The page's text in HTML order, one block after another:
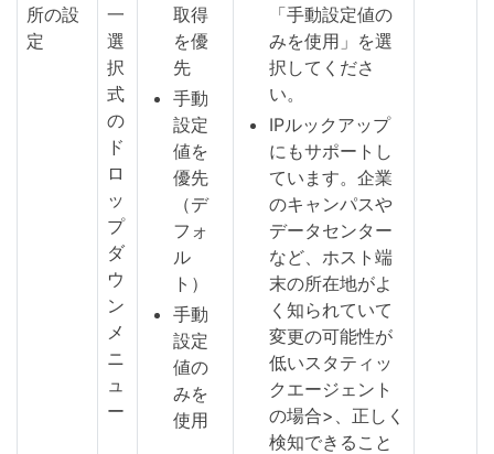
所の設
定
一
選
択
式
の
ド
ロ
ッ
プ
ダ
ウ
ン
メ
ニ
ュ
ー
取得
を優
先
手動
設定
値を
優先
（デ
フォ
ル
ト）
手動
設定
値の
みを
使用
「手動設定値の
みを使用」を選
択してくださ
い。
IPルックアップ
にもサポートし
ています。企業
のキャンパスや
データセンター
など、ホスト端
末の所在地がよ
く知られていて
変更の可能性が
低いスタティッ
クエージェント
の場合>、正しく
検知できること